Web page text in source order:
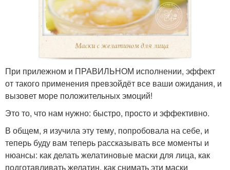
При прилежном и ПРАВИЛЬНОМ исполнении, эффект
от такого применения превзойдёт все ваши ожидания, и
вызовет море положительных эмоций!
Это то, что нам нужно: быстро, просто и эффективно.
В общем, я изучила эту тему, попробовала на себе, и
теперь буду вам теперь рассказывать все моменты и
нюансы: как делать желатиновые маски для лица, как
подготавливать желатин, как снимать эти маски